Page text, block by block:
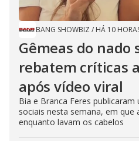
BANG SHOWBIZ / HÁ 10
Gêmeas do nado
rebatem críticas
após vídeo viral
Bia e Branca Feres
sociais nesta semana, em que
enquanto lavam os cabelos